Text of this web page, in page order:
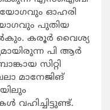
ഓഹരി
പുതിയ
കരൂര്‍ വൈശ്യ
പി ആര്‍
സിറ്റി
മാനേജിങ്
വഹിച്ചിട്ടുണ്ട്.